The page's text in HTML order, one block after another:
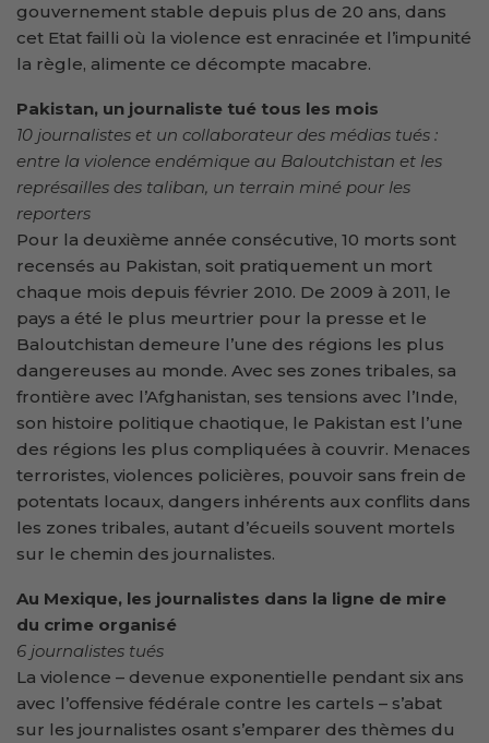
gouvernement stable depuis plus de 20 ans, dans
cet Etat failli où la violence est enracinée et l’impunité
la règle, alimente ce décompte macabre.
Pakistan, un journaliste tué tous les mois
10 journalistes et un collaborateur des médias tués :
entre la violence endémique au Baloutchistan et les
représailles des taliban, un terrain miné pour les
reporters
Pour la deuxième année consécutive, 10 morts sont
recensés au Pakistan, soit pratiquement un mort
chaque mois depuis février 2010. De 2009 à 2011, le
pays a été le plus meurtrier pour la presse et le
Baloutchistan demeure l’une des régions les plus
dangereuses au monde. Avec ses zones tribales, sa
frontière avec l’Afghanistan, ses tensions avec l’Inde,
son histoire politique chaotique, le Pakistan est l’une
des régions les plus compliquées à couvrir. Menaces
terroristes, violences policières, pouvoir sans frein de
potentats locaux, dangers inhérents aux conflits dans
les zones tribales, autant d’écueils souvent mortels
sur le chemin des journalistes.
Au Mexique, les journalistes dans la ligne de mire
du crime organisé
6 journalistes tués
La violence – devenue exponentielle pendant six ans
avec l’offensive fédérale contre les cartels – s’abat
sur les journalistes osant s’emparer des thèmes du